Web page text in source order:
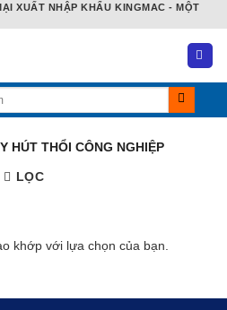
XUẤT NHẬP KHẨU KINGMAC - MỘT
HÚT THỔI CÔNG NGHIỆP
LỌC
khớp với lựa chọn của bạn.